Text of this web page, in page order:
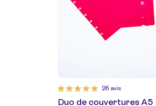
26 avis
Duo de couvertures A5